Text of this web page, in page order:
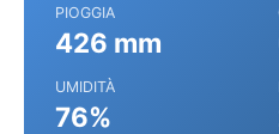
PIOGGIA
426 mm
UMIDITÀ
76%